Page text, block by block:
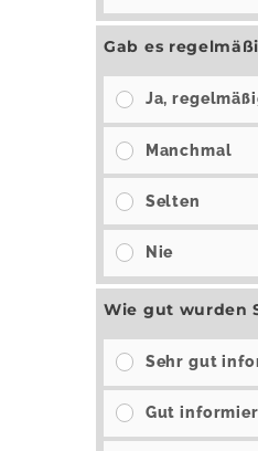
Gab es
Ja,
Manchmal
Selten
Nie
Wie gut wurden
Sehr gut
Gut